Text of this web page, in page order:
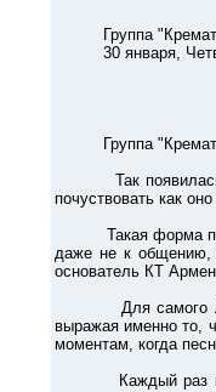
Группа
30 января,
Группа
Так появилась
почуствовать как
Такая форма
даже не к общению,
основатель КТ Армен
Для самого
выражая именно то,
моментам, когда
Каждый раз на